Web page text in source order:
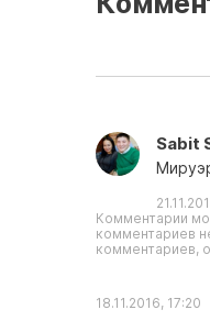
Sabit
Комментарии
комментариев
комментариев,
18.11.2016, 17:20